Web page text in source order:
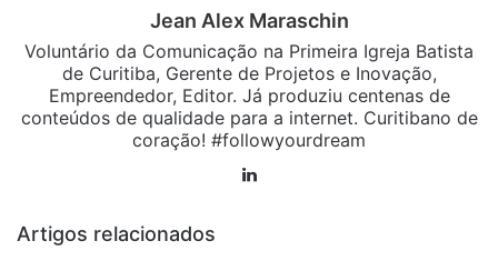
Jean Alex Maraschin
Voluntário da Comunicação na Primeira Igreja Batista
de Curitiba, Gerente de Projetos e Inovação,
Empreendedor, Editor. Já produziu centenas de
conteúdos de qualidade para a internet. Curitibano de
coração! #followyourdream
Artigos relacionados